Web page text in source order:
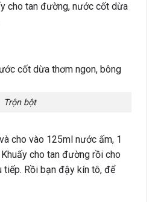
cho tan đường, nước cốt dừa
Trộn bột
cho vào 125ml nước ấm, 1
cho tan đường rồi cho
tiếp. Rồi bạn đậy kín tô, để